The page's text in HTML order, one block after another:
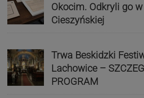
Okocim. Odkryli go
Cieszyńskiej
Trwa Beskidzki
Lachowice –
PROGRAM